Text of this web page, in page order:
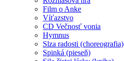
Film o Anke
Víťazstvo
CD Večnosť vonia
Hymnus
Slza radosti (choreografia)
Spinká (pieseň)